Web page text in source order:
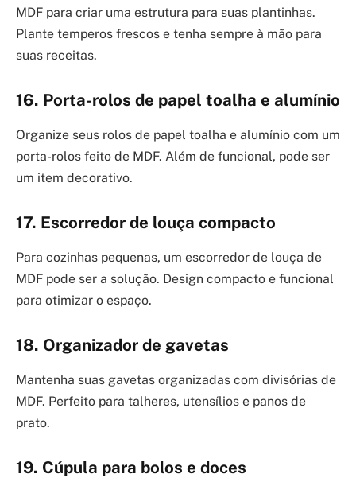
MDF para criar uma estrutura para suas plantinhas.
Plante temperos frescos e tenha sempre à mão para
suas receitas.
16. Porta-rolos de papel toalha e alumínio
Organize seus rolos de papel toalha e alumínio com um
porta-rolos feito de MDF. Além de funcional, pode ser
um item decorativo.
17. Escorredor de louça compacto
Para cozinhas pequenas, um escorredor de louça de
MDF pode ser a solução. Design compacto e funcional
para otimizar o espaço.
18. Organizador de gavetas
Mantenha suas gavetas organizadas com divisórias de
MDF. Perfeito para talheres, utensílios e panos de
prato.
19. Cúpula para bolos e doces